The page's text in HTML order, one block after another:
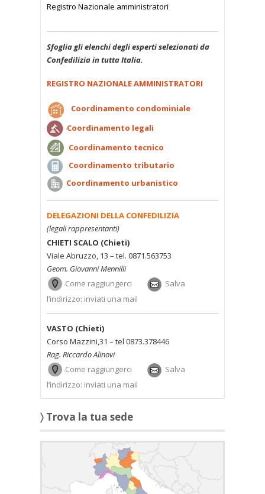
Registro Nazionale amministratori
Sfoglia gli elenchi degli esperti selezionati da
Confedilizia in tutta Italia.
REGISTRO NAZIONALE AMMINISTRATORI
Coordinamento condominiale
Coordinamento legali
Coordinamento tecnico
Coordinamento tributario
Coordinamento urbanistico
DELEGAZIONI DELLA CONFEDILIZIA
(legali rappresentanti)
CHIETI SCALO (Chieti)
Viale Abruzzo, 13 – tel. 0871.563753
Geom. Giovanni Mennilli
Come raggiungerci
Salva
l’indirizzo: inviati una mail
VASTO (Chieti)
Corso Mazzini,31 – tel 0873.378446
Rag. Riccardo Alinovi
Come raggiungerci
Salva
l’indirizzo: inviati una mail
〉 Trova la tua sede